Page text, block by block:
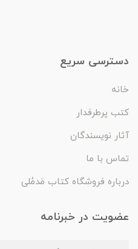
دسترسی سریع
خانه
کتب پرطرفدار
آثار نویسندگان
تماس با ما
درباره فروشگاه کتاب مَدمُلی
عضویت در خبرنامه